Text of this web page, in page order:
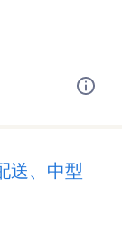
送、中型